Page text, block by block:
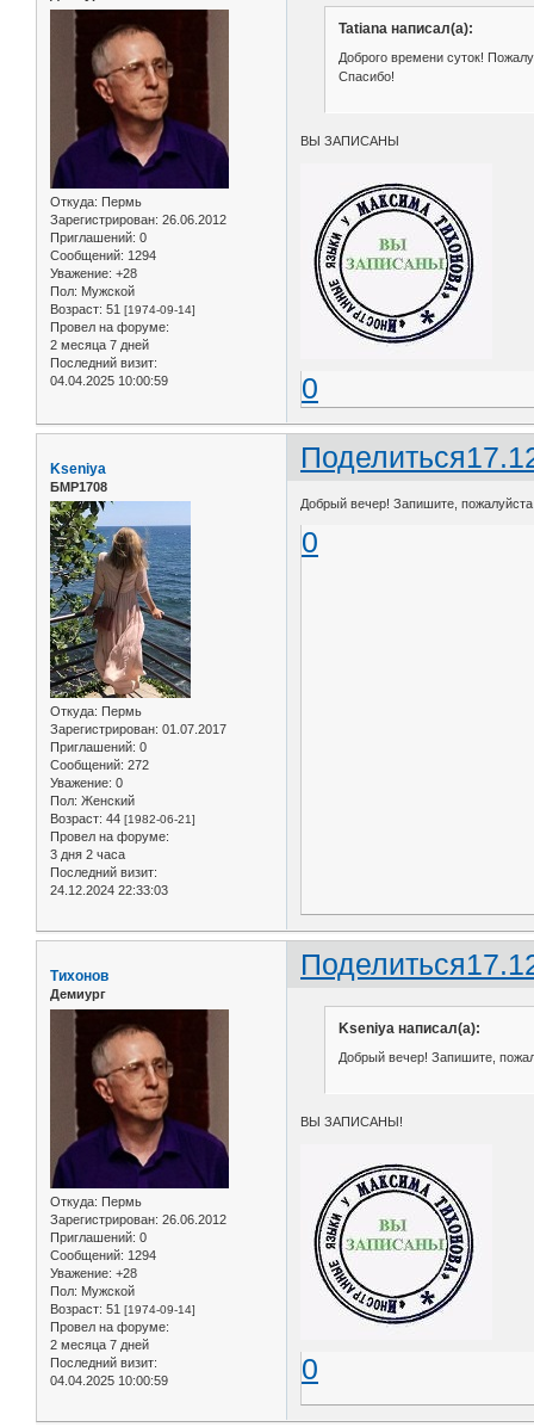
Откуда: Пермь
Зарегистрирован: 26.06.2012
Приглашений: 0
Сообщений: 1294
Уважение: +28
Пол: Мужской
Возраст: 51 [1974-09-14]
Провел на форуме:
2 месяца 7 дней
Последний визит:
04.04.2025 10:00:59
Tatiana написал(а):
Доброго времени суток!
Спасибо!
ВЫ ЗАПИСАНЫ
0
Поделиться
Kseniya
БМР1708
Откуда: Пермь
Зарегистрирован: 01.07.2017
Приглашений: 0
Сообщений: 272
Уважение: 0
Пол: Женский
Возраст: 44 [1982-06-21]
Провел на форуме:
3 дня 2 часа
Последний визит:
24.12.2024 22:33:03
Добрый вечер! Запишите,
0
Поделиться
Тихонов
Демиург
Откуда: Пермь
Зарегистрирован: 26.06.2012
Приглашений: 0
Сообщений: 1294
Уважение: +28
Пол: Мужской
Возраст: 51 [1974-09-14]
Провел на форуме:
2 месяца 7 дней
Последний визит:
04.04.2025 10:00:59
Kseniya написал(а):
Добрый вечер! Запишите,
ВЫ ЗАПИСАНЫ!
0